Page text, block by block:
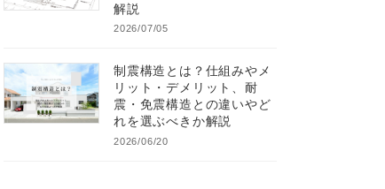
解説
2026/07/05
制震構造とは？仕組みやメ
リット・デメリット、耐
震・免震構造との違いやど
れを選ぶべきか解説
2026/06/20